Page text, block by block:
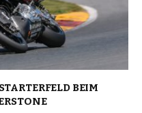
BEIM